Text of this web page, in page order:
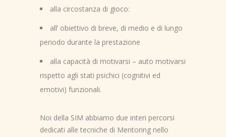
alla circostanza di gioco:
all’ obiettivo di breve, di medio e di lungo
periodo durante la prestazione
alla capacità di motivarsi – auto motivarsi
rispetto agli stati psichici (cognitivi ed
emotivi) funzionali.
Noi della SIM abbiamo due interi percorsi
dedicati alle tecniche di Mentoring nello